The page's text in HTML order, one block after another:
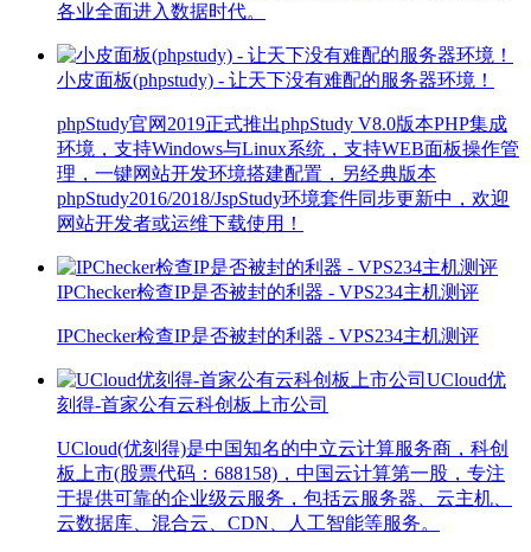
各业全面进入数据时代。
小皮面板(phpstudy) - 让天下没有难配的服务器环境！
phpStudy官网2019正式推出phpStudy V8.0版本PHP集成
环境，支持Windows与Linux系统，支持WEB面板操作管
理，一键网站开发环境搭建配置，另经典版本
phpStudy2016/2018/JspStudy环境套件同步更新中，欢迎
网站开发者或运维下载使用！
IPChecker检查IP是否被封的利器 - VPS234主机测评
IPChecker检查IP是否被封的利器 - VPS234主机测评
UCloud优
刻得-首家公有云科创板上市公司
UCloud(优刻得)是中国知名的中立云计算服务商，科创
板上市(股票代码：688158)，中国云计算第一股，专注
于提供可靠的企业级云服务，包括云服务器、云主机、
云数据库、混合云、CDN、人工智能等服务。